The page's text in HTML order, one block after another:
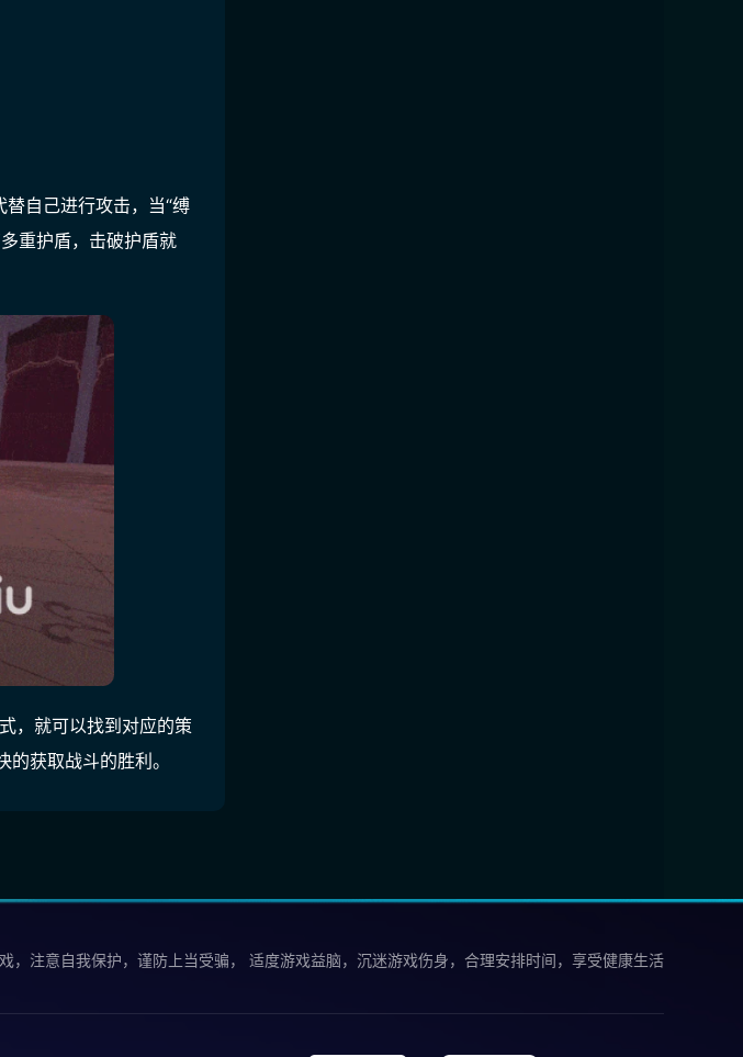
自己进行攻击，当“缚
重护盾，击破护盾就
，就可以找到对应的策
获取战斗的胜利。
，注意自我保护，谨防上当受骗， 适度游戏益脑，沉迷游戏伤身，合理安排时间，享受健康生活